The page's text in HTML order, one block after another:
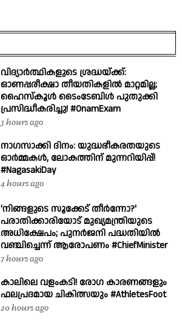
വിദ്യാർത്ഥികളുടെ ശ്രദ്ധയ്ക്ക്:
ഓണപ്പരീക്ഷാ തീയതികളിൽ മാറ്റമില്ല;
ഹൈസ്കൂൾ ടൈംടേബിൾ പുതുക്കി
പ്രസിദ്ധീകരിച്ചു! #OnamExam
3 hours ago
നാഗസാക്കി ദിനം: യുദ്ധഭീകരതയുടെ
ഓർമ്മകൾ, ലോകത്തിന് മുന്നറിയിപ്പ്!
#NagasakiDay
4 hours ago
'നിങ്ങളുടെ സൂക്കേട് തീർന്നോ?'
പരാതിക്കാരിയോട് മുഖ്യമന്ത്രിയുടെ
അധിക്ഷേപം; പുനർജനി പദ്ധതിയിൽ
വഞ്ചിച്ചെന്ന് ആരോപണം #ChiefMinister
7 hours ago
കാലിലെ വളംകടി! രോഗ കാരണങ്ങളും
ഫലപ്രദമായ ചികിത്സയും #AthletesFoot
20 hours ago